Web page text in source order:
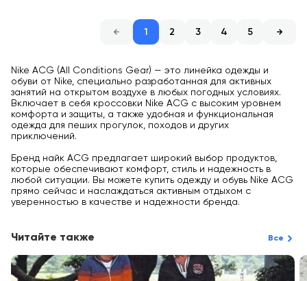
1 2 3 4 5
Nike ACG (All Conditions Gear) — это линейка одежды и
обуви от Nike, специально разработанная для активных
занятий на открытом воздухе в любых погодных условиях.
Включает в себя кроссовки Nike ACG с высоким уровнем
комфорта и защиты, а также удобная и функциональная
одежда для пеших прогулок, походов и других
приключений.
Бренд найк ACG предлагает широкий выбор продуктов,
которые обеспечивают комфорт, стиль и надежность в
любой ситуации. Вы можете купить одежду и обувь Nike ACG
прямо сейчас и наслаждаться активным отдыхом с
уверенностью в качестве и надежности бренда.
Читайте также Все